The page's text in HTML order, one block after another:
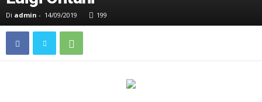
Di admin - 14/09/2019 199